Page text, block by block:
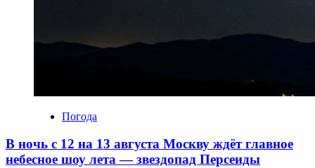
Погода
В ночь с 12 на 13 августа Москву ждёт главное
небесное шоу лета — звездопад Персеиды